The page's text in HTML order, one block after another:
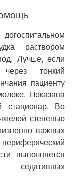
раствором
Лучше, если
тонкий
пациенту
Показана
стационар. Во
степенью
важных
выполняется
седативных